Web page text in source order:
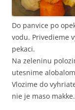
Do panvice po
vodu. Privedieme
pekaci.
Na zeleninu
utesnime
Vlozime do
nie je maso